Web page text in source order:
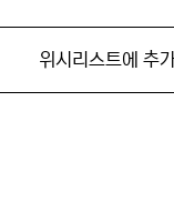
위시리스트에 추